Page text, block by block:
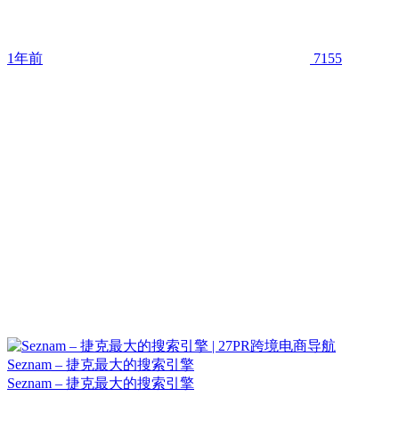
1年前 7155
Seznam – 捷克最大的搜索引擎
Seznam – 捷克最大的搜索引擎